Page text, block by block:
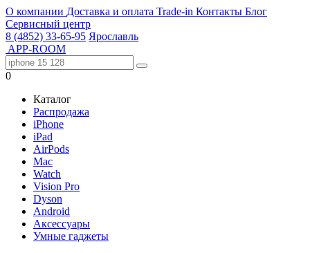
О компании Доставка и оплата Trade-in Контакты Блог
Сервисный центр
8 (4852) 33-65-95 Ярославль
APP-ROOM
0
Каталог
Распродажа
iPhone
iPad
AirPods
Mac
Watch
Vision Pro
Dyson
Android
Аксессуары
Умные гаджеты